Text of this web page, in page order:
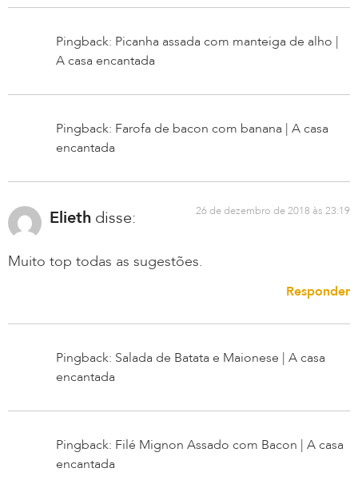
Pingback: Picanha assada com manteiga de alho |
A casa encantada
Pingback: Farofa de bacon com banana | A casa
encantada
Elieth disse: 26 de dezembro de 2018 às 23:19
Muito top todas as sugestões.
Responder
Pingback: Salada de Batata e Maionese | A casa
encantada
Pingback: Filé Mignon Assado com Bacon | A casa
encantada